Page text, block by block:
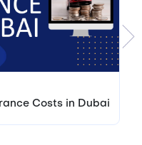
Costs in Dubai